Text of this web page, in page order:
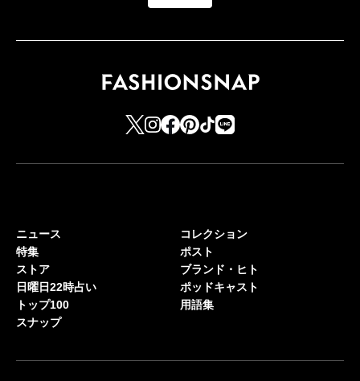
ニュース
特集
ストア
日曜日22時占い
トップ100
スナップ
コレクション
ポスト
ブランド・ヒト
ポッドキャスト
用語集